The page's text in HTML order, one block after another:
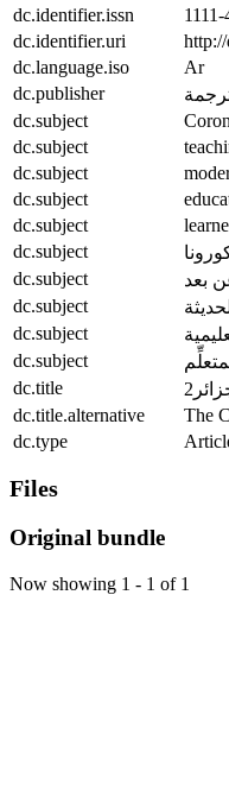
dc.identifier.issn
dc.identifier.uri
dc.language.iso
Ar
dc.publisher
dc.subject
dc.subject
dc.subject
dc.subject
dc.subject
dc.subject
dc.subject
بعد
dc.subject
dc.subject
dc.subject
dc.title
dc.title.alternative
The
dc.type
Files
Original bundle
Now showing 1 - 1 of 1